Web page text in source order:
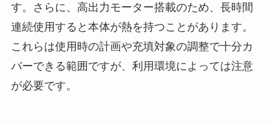
す。さらに、高出力モーター搭載のため、長時間
連続使用すると本体が熱を持つことがあります。
これらは使用時の計画や充填対象の調整で十分カ
バーできる範囲ですが、利用環境によっては注意
が必要です。